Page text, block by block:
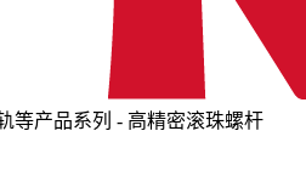
等产品系列 - 高精密滚珠螺杆